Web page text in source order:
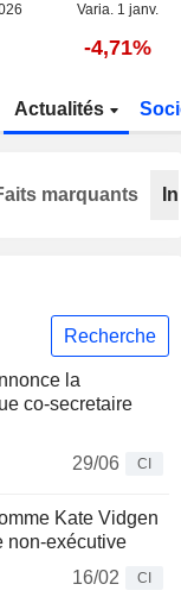
Varia. 1 janv.
-4,71%
Actualités
Recherche
la
co-secretaire
29/06
CI
Kate Vidgen
non-exécutive
16/02
CI
marquants